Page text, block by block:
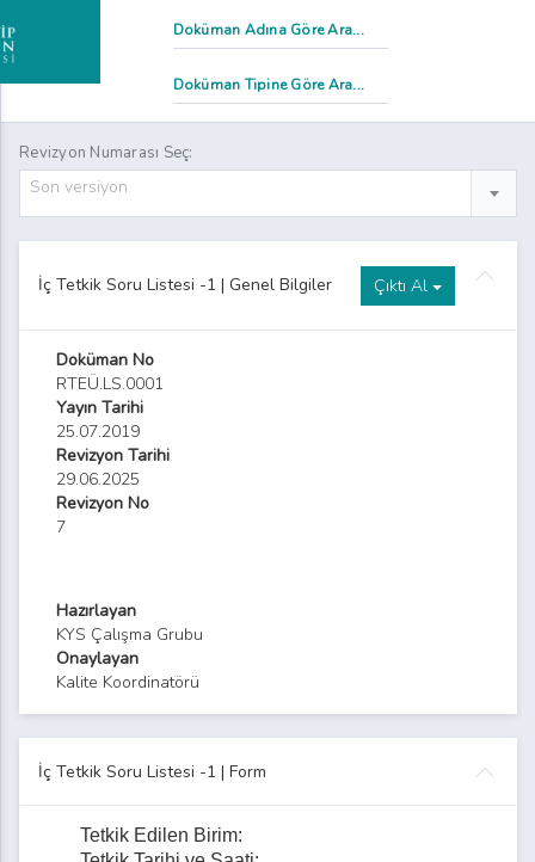
Tüpü ve Ekipmanı Listesi
İlişkin İmha Listesi
Revizyon Numarası Seç:
Son versiyon
İç Tetkik Soru Listesi -1 | Genel Bilgiler Çıktı Al
Doküman No
RTEÜ.LS.0001
Yayın Tarihi
25.07.2019
Revizyon Tarihi
29.06.2025
Revizyon No
7
Hazırlayan
KYS Çalışma Grubu
Onaylayan
Kalite Koordinatörü
İç Tetkik Soru Listesi -1 | Form
Tetkik Edilen Birim: